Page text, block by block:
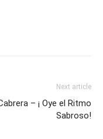
Next article
– ¡ Oye el Ritmo
Sabroso!